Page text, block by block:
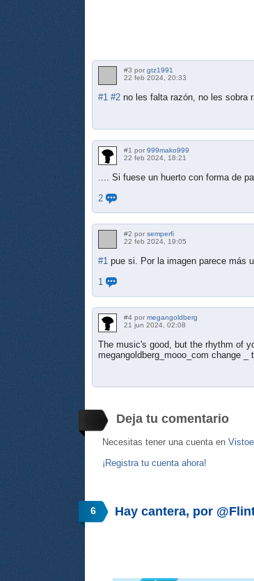
#3 por gtz1991
22 feb 2024, 20:33
#1 #2 no les falta razón, no les sobra
#1 por 999mako999
22 feb 2024, 18:21
.... Si fuese un huerto con forma de
2
#2 por semperfi
22 feb 2024, 19:05
#1 pue si. Por la imagen parece más
1
#4 por megangoldberg
21 jun 2024, 02:08
The music's good, but the rhythm of
megangoldberg_mooo_com change _
Deja tu comentario
Necesitas tener una cuenta en
¡Registra tu cuenta ahora!
6 Hay cantera, por